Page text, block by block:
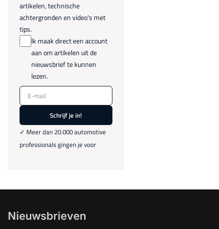
artikelen, technische
achtergronden en video's met
tips.
Ik maak direct een account
aan om artikelen uit de
nieuwsbrief te kunnen
lezen.
E-mail
Schrijf je in!
✓ Meer dan 20.000 automotive
professionals gingen je voor
Nieuwsbrieven